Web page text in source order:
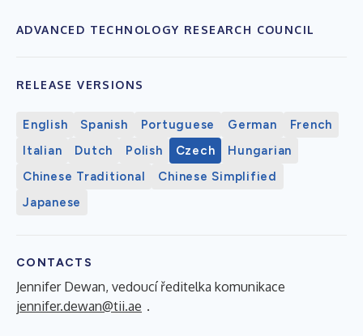
ADVANCED TECHNOLOGY RESEARCH COUNCIL
RELEASE VERSIONS
English Spanish Portuguese German
French
Italian
Dutch Polish Czech
Hungarian
Chinese Traditional
Chinese Simplified
Japanese
CONTACTS
Jennifer Dewan, vedoucí ředitelka komunikace
jennifer.dewan@tii.ae .